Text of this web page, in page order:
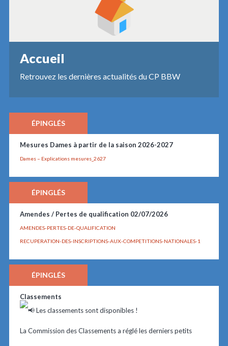
Accueil
Retrouvez les dernières actualités du CP BBW
ÉPINGLÉS
Mesures Dames à partir de la saison 2026-2027
Dames – Explications mesures_2627
ÉPINGLÉS
Amendes / Pertes de qualification 02/07/2026
AMENDES-PERTES-DE-QUALIFICATION
RECUPERATION-DES-INSCRIPTIONS-AUX-COMPETITIONS-NATIONALES-1
ÉPINGLÉS
Classements
Les classements sont disponibles !
La Commission des Classements a réglé les derniers petits